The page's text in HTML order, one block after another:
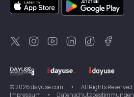
DayuseZweden
DayuseThailand
DayuseNeuseeland
DayuseTürkei
©2026dayuse.com •
All Rights Reserved
Impressum
• Datenschutzbestimmungen